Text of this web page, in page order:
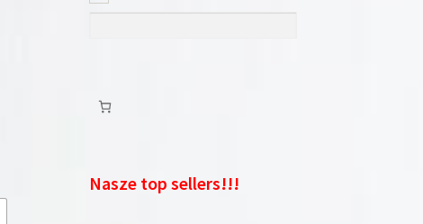
Nasze top sellers!!!